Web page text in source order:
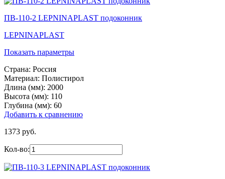
ПВ-110-2 LEPNINAPLAST подоконник
LEPNINAPLAST
Показать параметры
Страна: Россия
Материал: Полистирол
Длина (мм): 2000
Высота (мм): 110
Глубина (мм): 60
Добавить к сравнению
1373 руб.
Кол-во: